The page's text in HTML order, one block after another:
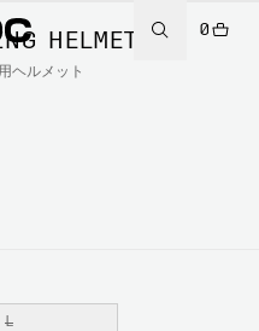
0
ヘルメット
HELMET
L